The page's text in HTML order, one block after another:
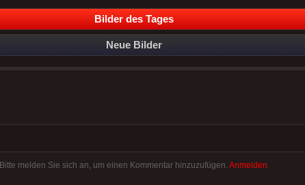
Bilder des Tages
Neue Bilder
Bitte melden Sie sich an, um einen Kommentar hinzuzufügen. Anmelden